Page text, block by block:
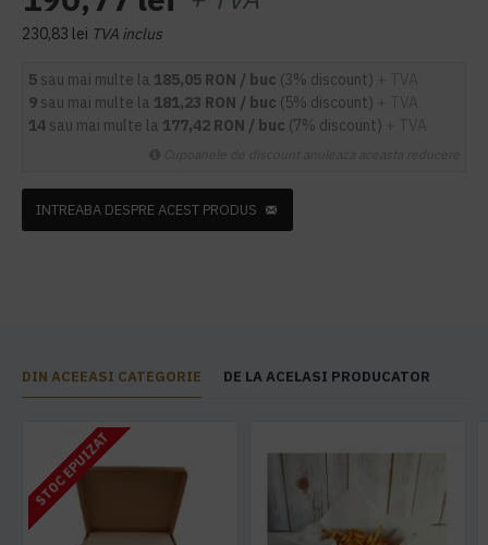
230,83 lei TVA inclus
5 sau mai multe la 185,05 RON / buc (3% discount)
9 sau mai multe la 181,23 RON / buc (5% discount)
14 sau mai multe la 177,42 RON / buc (7% discount)
INTREABA DESPRE ACEST PRODUS
DIN ACEEASI CATEGORIE DE LA ACELASI PRODUCATOR
STOC EPUIZAT